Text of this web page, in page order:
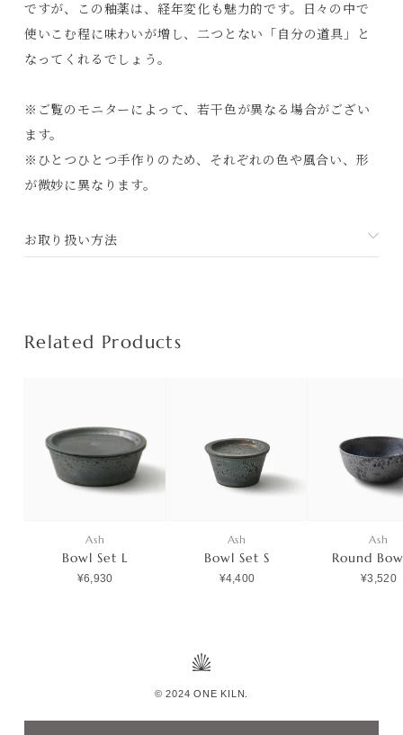
Journals
ですが、この釉薬は、経年変化も魅力的です。日々の中で
使いこむ程に味わいが増し、二つとない「自分の道具」と
なってくれるでしょう。
※ご覧のモニターによって、若干色が異なる場合がござい
ます。
※ひとつひとつ手作りのため、それぞれの色や風合い、形
が微妙に異なります。
お取り扱い方法
Related Products
Ash
Bowl Set L
¥6,930
Ash
Bowl Set S
¥4,400
Ash
Round
¥3,520
© 2024 ONE KILN.